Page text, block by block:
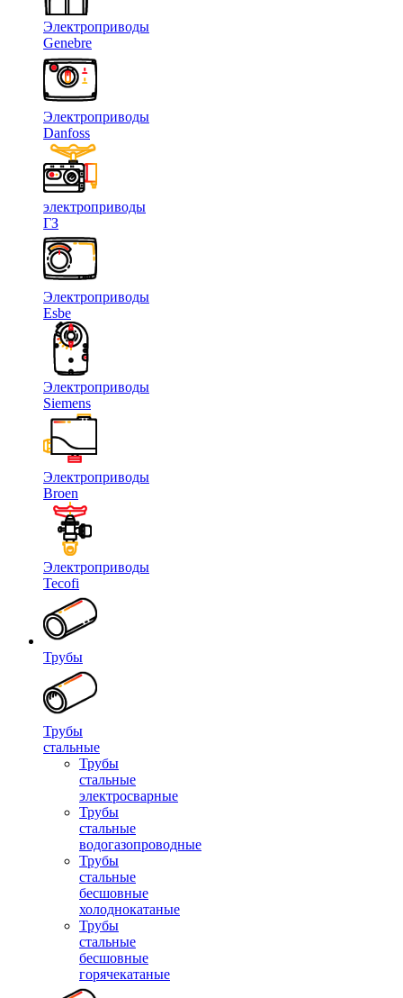
Электроприводы
Genebre
Электроприводы
Danfoss
электроприводы
ГЗ
Электроприводы
Esbe
Электроприводы
Siemens
Электроприводы
Broen
Электроприводы
Tecofi
Трубы
Трубы
стальные
Трубы
стальные
электросварные
Трубы
стальные
водогазопроводные
Трубы
стальные
бесшовные
холоднокатаные
Трубы
стальные
бесшовные
горячекатаные